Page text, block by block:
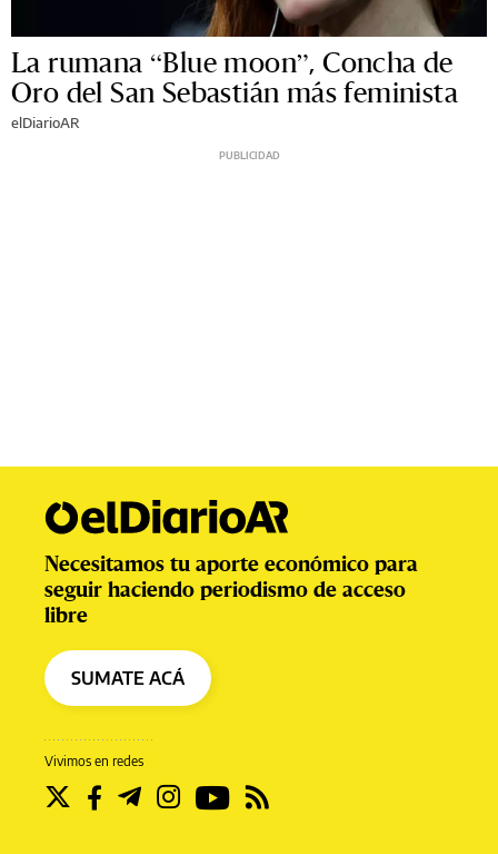
La rumana “Blue moon”, Concha de
Oro del San Sebastián más feminista
elDiarioAR
Vivimos en redes
Necesitamos tu aporte económico para
seguir haciendo periodismo de acceso
libre
SUMATE ACÁ